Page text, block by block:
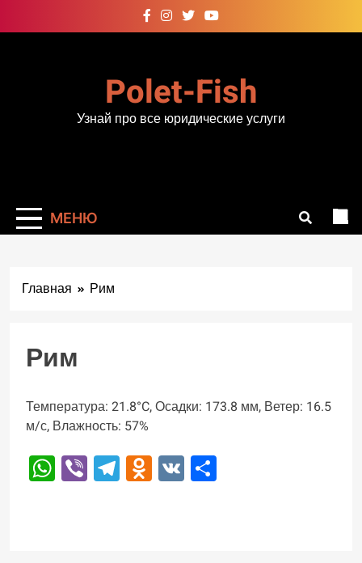
к
Polet-Fish
Узнай про все юридические услуги
МЕНЮ
Главная Рим
Рим
Температура: 21.8°C, Осадки: 173.8 мм, Ветер: 16.5
м/с, Влажность: 57%
WhatsApp
ViberTelegram
Odnoklassniki
VK